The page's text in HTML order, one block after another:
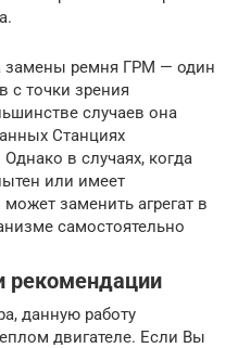
замены ремня ГРМ — один
с точки зрения
случаев она
Станциях
в случаях, когда
или имеет
заменить агрегат в
самостоятельно
рекомендации
данную работу
двигателе. Если Вы